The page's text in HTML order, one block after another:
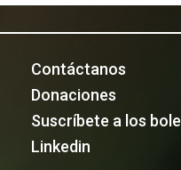
Contáctanos
Donaciones
Suscríbete a los
Linkedin